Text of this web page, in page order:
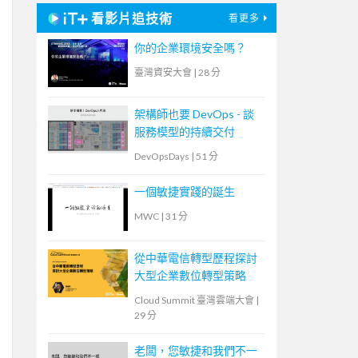
看影片追技術 看更多
你的企業環境安全嗎？
臺灣資安大會 | 28 分
架構師也要 DevOps - 談
服務模型的持續交付
DevOpsDays | 51 分
一個敏捷實踐的誕生
MWC | 31 分
從中華電信轉型歷程探討
大型企業數位轉型策略
Cloud Summit 臺灣雲端大會 |
29 分
老闆，您敏捷和我們不一